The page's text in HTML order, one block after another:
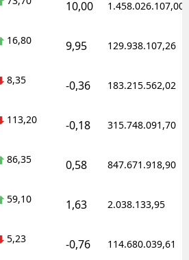
10,00 1.458.026.107,00
16,80 9,95 129.938.107,26
8,35 -0,36 183.215.562,02
113,20 -0,18 315.748.091,70
86,35 0,58 847.671.918,90
59,10 1,63 2.038.133,95
5,23 -0,76 114.680.039,61